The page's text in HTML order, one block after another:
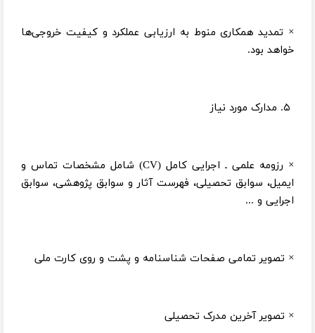
× تمدید همکاری منوط به ارزیابی عملکرد و کیفیت خروجی‌ها
خواهد بود.
× رزومه علمی ـ اجرایی کامل (CV) شامل مشخصات تماس و
ایمیل، سوابق تحصیلی، فهرست آثار و سوابق پژوهشی، سوابق
اجرایی و ...
× تصویر تمامی صفحات شناسنامه و پشت و روی کارت ملی
× تصویر آخرین مدرک تحصیلی